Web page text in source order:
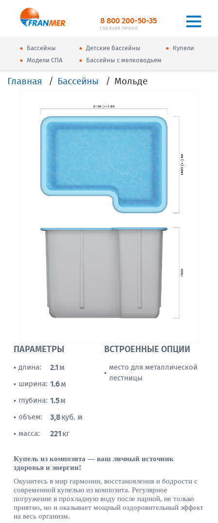
8 800 200-50-35
горячая линия
• Бассейны • Детские бассейны • Купели
• Модели СПА • Бассейны с мелководьем
Главная Бассейны Мольде
ПАРАМЕТРЫ
• длина: 2.1 м
• ширина: 1.6м
• глубина: 1.5м
• объем: 3,8куб. м
• масса: 221 кг
ВСТРОЕННЫЕ ОПЦИИ
•
место для металлической
лестницы
Купель из композита — ваш личный источник
здоровья и энергии!
Окунитесь в мир гармонии, восстановления и бодрости с
современной купелью из композита. Регулярное
погружение в прохладную воду после парной, не только
приятно, но и оказывает мощный оздоровительный эффект
на весь организм.